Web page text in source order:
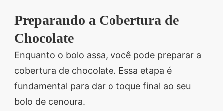
Preparando a Cobertura de
Chocolate
Enquanto o bolo assa, você pode preparar a
cobertura de chocolate. Essa etapa é
fundamental para dar o toque final ao seu
bolo de cenoura.